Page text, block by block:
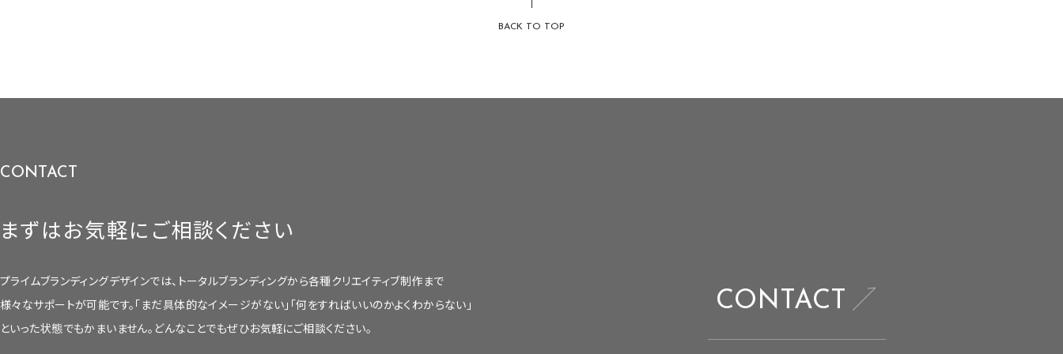
BACK TO TOP
CONTACT
まずはお気軽にご相談ください
プライムブランディングデザインでは、トータルブランディングから各種クリエイティブ制作まで
様々なサポートが可能です。 「まだ具体的なイメージがない」「何をすればいいのかよくわからない」
といった状態でもかまいません。 どんなことでもぜひお気軽にご相談ください。
CONTACT